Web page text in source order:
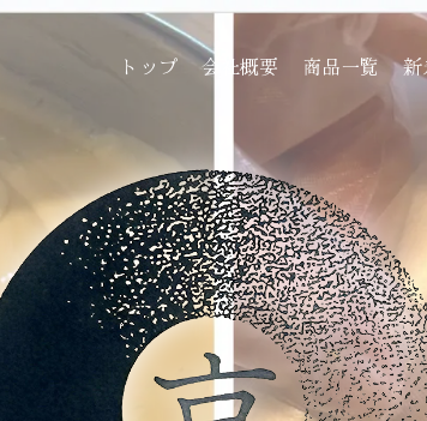
トップ 会社概要 商品一覧 新